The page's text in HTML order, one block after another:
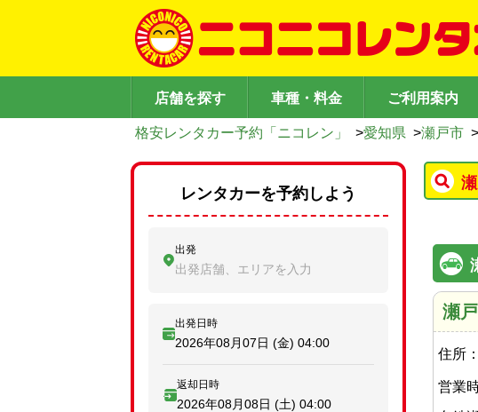
店舗を探す 車種・料金 ご利用案内
格安レンタカー予約「ニコレン」 >愛知県 >瀬戸市 >
瀬
住所：
営業
レンタカーを予約しよう
出発
出発店舗、エリアを入力
出発日時
2026年08月07日 (金) 04:00
返却日時
2026年08月08日 (土) 04:00